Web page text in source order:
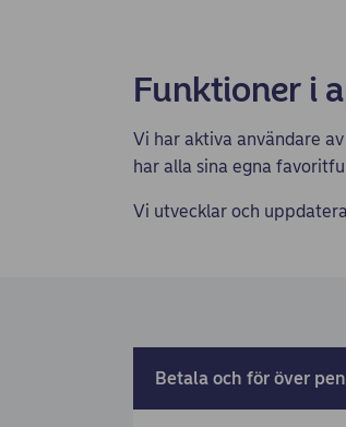
Funktioner i
Vi har aktiva användare
har alla sina egna
Vi utvecklar och
Betala och för över